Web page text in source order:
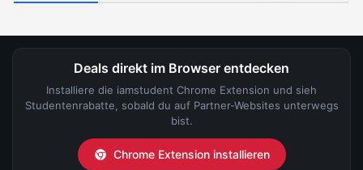
Deals direkt im Browser entdecken
Installiere die iamstudent Chrome Extension und sieh
Studentenrabatte, sobald du auf Partner-Websites unterwegs
bist.
Chrome Extension installieren